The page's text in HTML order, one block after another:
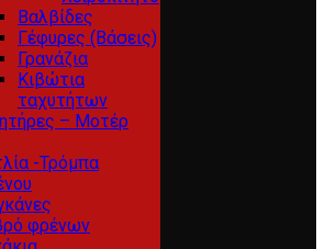
Βαλβίδες
Γέφυρες (Βάσεις)
Γρανάζια
Κιβώτια
ταχυτήτων
– Μοτέρ
-Τρόμπα
φρένων